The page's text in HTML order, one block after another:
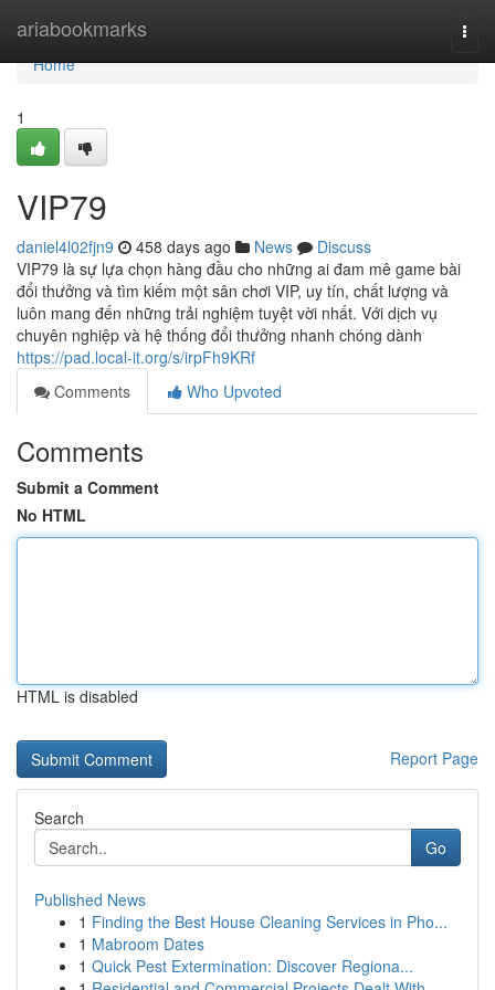
ariabookmarks
Home
Home
1
VIP79
daniel4l02fjn9 458 days ago News
Discuss
VIP79 là sự lựa chọn hàng đầu cho những ai đam mê game bài
đổi thưởng và tìm kiếm một sân chơi VIP, uy tín, chất lượng và
luôn mang đến những trải nghiệm tuyệt vời nhất. Với dịch vụ
chuyên nghiệp và hệ thống đổi thưởng nhanh chóng dành
https://pad.local-it.org/s/irpFh9KRf
Comments
Who Upvoted
Comments
Submit a Comment
No HTML
HTML is disabled
Report Page
Search
Go
Published News
1 Finding the Best House Cleaning Services in Pho...
1 Mabroom Dates
1 Quick Pest Extermination: Discover Regiona...